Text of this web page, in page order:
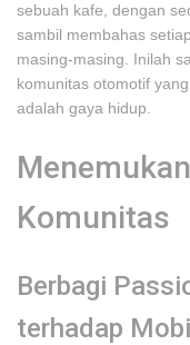
sebuah kafe, dengan
sambil membahas
masing-masing. Inilah
komunitas otomotif
adalah gaya hidup.
Komunitas
Berbagi
terhadap Mobil